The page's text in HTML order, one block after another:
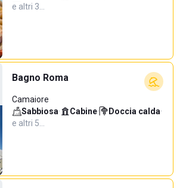
e altri 3…
Bagno Roma
Camaiore
Sabbiosa· Cabine· Doccia calda·
e altri 5…